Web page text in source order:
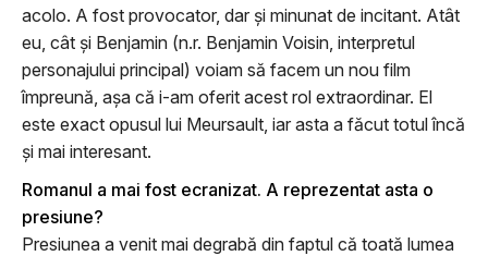
acolo. A fost provocator, dar şi minunat de incitant. Atât
eu, cât şi Benjamin (n.r. Benjamin Voisin, interpretul
personajului principal) voiam să facem un nou film
împreună, aşa că i-am oferit acest rol extraordinar. El
este exact opusul lui Meursault, iar asta a făcut totul încă
şi mai interesant.
Romanul a mai fost ecranizat. A reprezentat asta o
presiune?
Presiunea a venit mai degrabă din faptul că toată lumea